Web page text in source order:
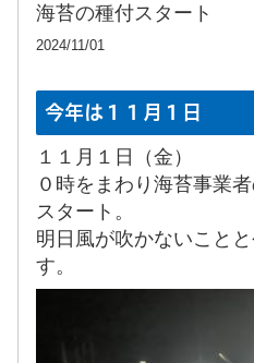
海苔の種付スタート
2024/11/01
今年は１１月１日
１１月１日（金）
０時をまわり海苔事業
スタート。
明日風が吹かないこと
す。